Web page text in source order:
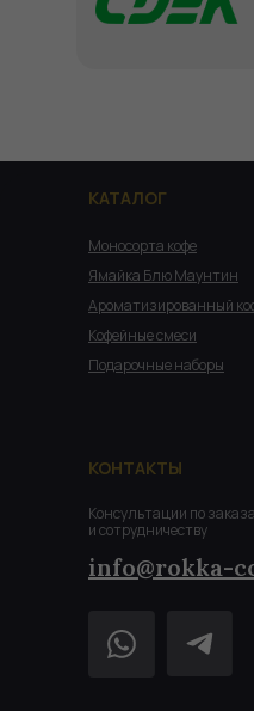
КАТАЛОГ
Моносорта кофе
Ямайка Блю Маунтин
Ароматизированный
Кофейные смеси
Подарочные наборы
Консультации по
и сотрудничеству
КОНТАКТЫ
info@rokka-